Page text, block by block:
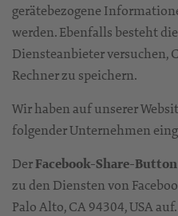
gerätebezogene
werden. Ebenfalls besteht
Diensteanbieter versuchen,
Rechner zu speichern.
Wir haben auf unserer
folgender Unternehmen
DerFacebook-Share-Button
zu den Diensten von
Palo Alto, CA 94304, USA